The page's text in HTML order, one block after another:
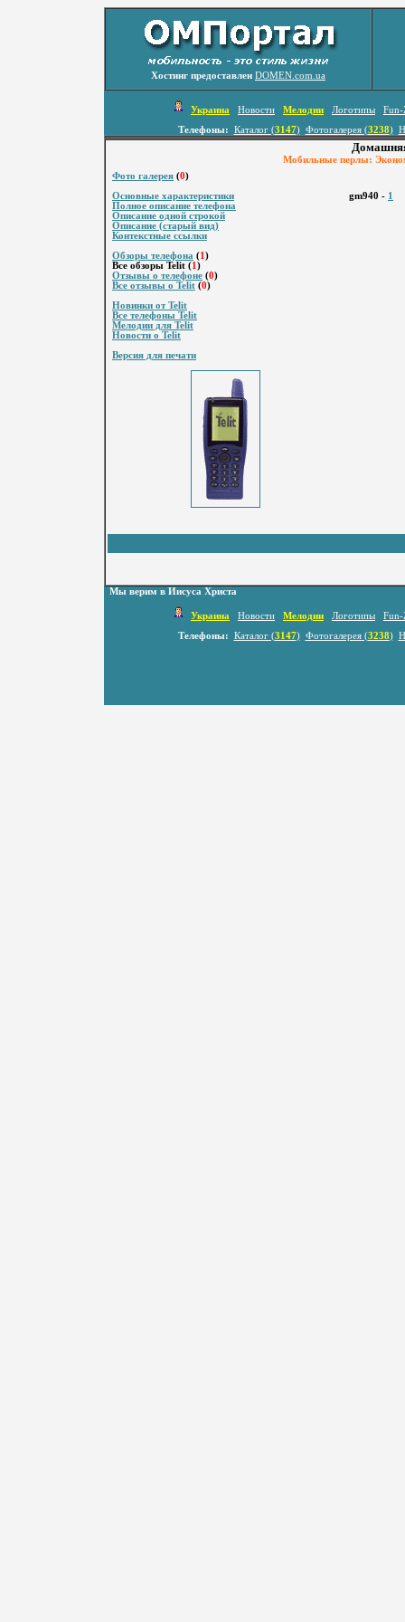
Хостинг предоставлен DOMEN.com.ua
Украина Новости Мелодии Логотипы
Fun-
Телефоны:
Каталог (3147) Фотогалерея (3238)
Мобильные перлы:
Фото галерея (0)
Основные характеристики
Полное описание телефона
Описание одной строкой
Описание (старый вид)
Контекстные ссылки
Обзоры телефона (1 )
Все обзоры Telit (1 )
Отзывы о телефоне (0)
Все отзывы о Telit (0)
Новинки от Telit
Все телефоны Telit
Мелодии для Telit
Новости о Telit
Версия для печати
gm940 - 1
Мы верим в Иисуса Христа
Украина Новости Мелодии Логотипы
Fun-
Телефоны:
Каталог (3147) Фотогалерея (3238)